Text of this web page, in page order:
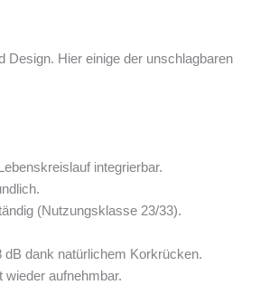
Design. Hier einige der unschlagbaren
integrierbar.
(Nutzungsklasse 23/33).
dank natürlichem Korkrücken.
aufnehmbar.